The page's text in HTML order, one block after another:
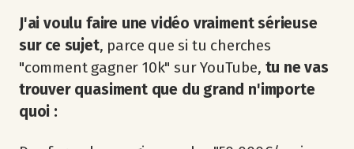
J'ai voulu faire une vidéo vraiment sérieuse
sur ce sujet, parce que si tu cherches
"comment gagner 10k" sur YouTube, tu ne vas
trouver quasiment que du grand n'importe
quoi :